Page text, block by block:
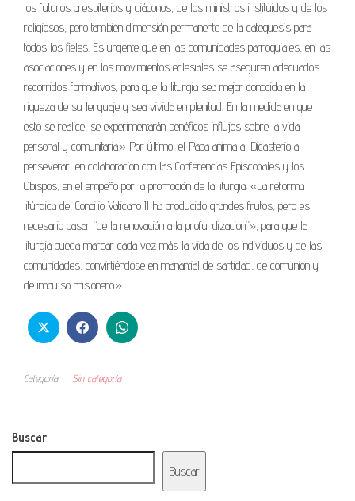
los futuros presbiterios y diáconos, de los ministros instituidos y de los
religiosos, pero también dimensión permanente de la catequesis para
todos los fieles. Es urgente que en las comunidades parroquiales, en las
asociaciones y en los movimientos eclesiales se aseguren adecuados
recorridos formativos, para que la liturgia sea mejor conocida en la
riqueza de su lenguaje y sea vivida en plenitud. En la medida en que
esto se realice, se experimentarán benéficos influjos sobre la vida
personal y comunitaria.» Por último, el Papa anima al Dicasterio a
perseverar, en colaboración con las Conferencias Episcopales y los
Obispos, en el empeño por la promoción de la liturgia: «La reforma
litúrgica del Concilio Vaticano II ha producido grandes frutos, pero es
necesario pasar “de la renovación a la profundización”», para que la
liturgia pueda marcar cada vez más la vida de los individuos y de las
comunidades, convirtiéndose en manantial de santidad, de comunión y
de impulso misionero.»
Categoría Sin categoría
Buscar
Buscar